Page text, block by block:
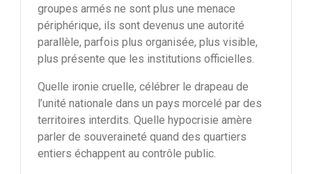
groupes armés ne sont plus une menace
périphérique, ils sont devenus une autorité
parallèle, parfois plus organisée, plus visible,
plus présente que les institutions officielles.
Quelle ironie cruelle, célébrer le drapeau de
l’unité nationale dans un pays morcelé par des
territoires interdits. Quelle hypocrisie amère
parler de souveraineté quand des quartiers
entiers échappent au contrôle public.